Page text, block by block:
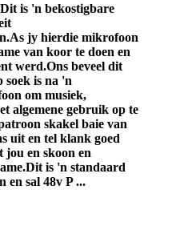
is 'n bekostigbare
jy hierdie mikrofoon
van koor te doen en
werd.Ons beveel dit
soek is na 'n
om musiek,
algemene gebruik op te
skakel baie van
uit en tel klank goed
jou en skoon en
is 'n standaard
en sal 48v P ...